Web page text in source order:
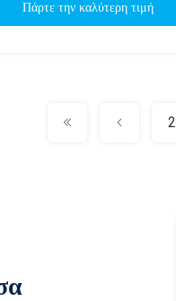
Πάρτε την καλύτερη τιμή
2